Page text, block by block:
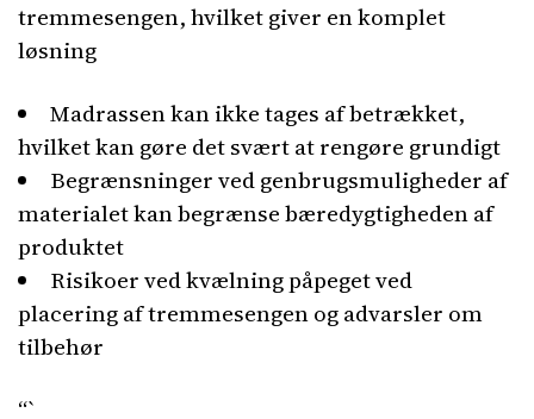
tremmesengen, hvilket giver en komplet
løsning
Madrassen kan ikke tages af betrækket,
hvilket kan gøre det svært at rengøre grundigt
Begrænsninger ved genbrugsmuligheder af
materialet kan begrænse bæredygtigheden af
produktet
Risikoer ved kvælning påpeget ved
placering af tremmesengen og advarsler om
tilbehør
“`